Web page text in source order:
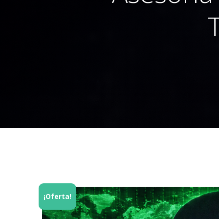
¡Oferta!